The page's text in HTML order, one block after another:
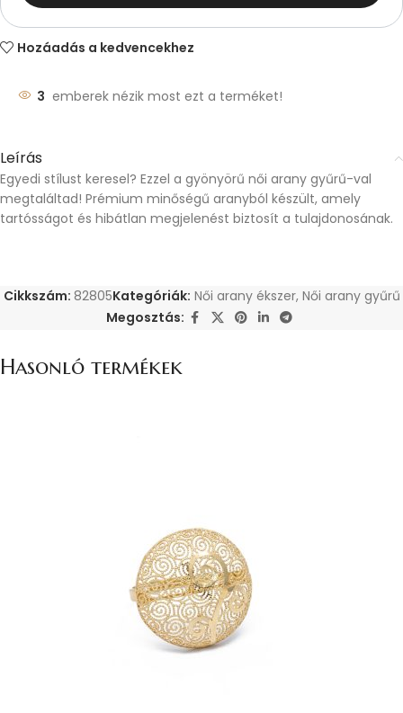
Hozáadás a kedvencekhez
3 emberek nézik most ezt a terméket!
Leírás
Egyedi stílust keresel? Ezzel a gyönyörű női arany gyűrű-val
megtaláltad! Prémium minőségű aranyból készült, amely
tartósságot és hibátlan megjelenést biztosít a tulajdonosának.
Cikkszám: 82805Kategóriák: Női arany ékszer, Női arany gyűrű
Megosztás:
Hasonló termékek